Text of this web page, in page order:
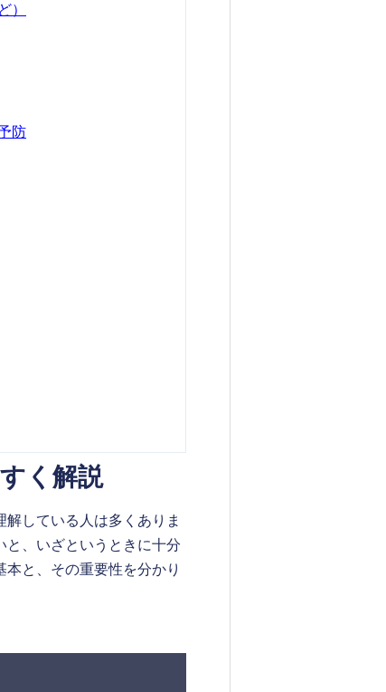
）
防
く解説
解している人は多くありま
、いざというときに十分
と、その重要性を分かり